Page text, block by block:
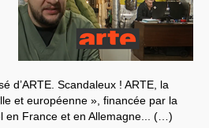
d’ARTE. Scandaleux ! ARTE, la
et européenne », financée par la
en France et en Allemagne... (…)